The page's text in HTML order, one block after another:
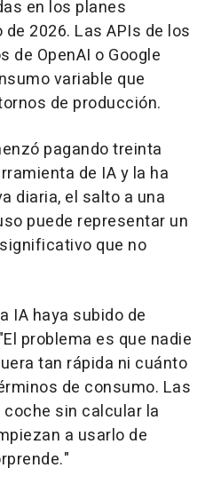
en los planes
2026. Las APIs de los
de OpenAI o Google
variable que
de producción.
pagando treinta
de IA y la ha
diaria, el salto a una
puede representar un
que no
IA haya subido de
El problema es que nadie
tan rápida ni cuánto
de consumo. Las
sin calcular la
a usarlo de
"